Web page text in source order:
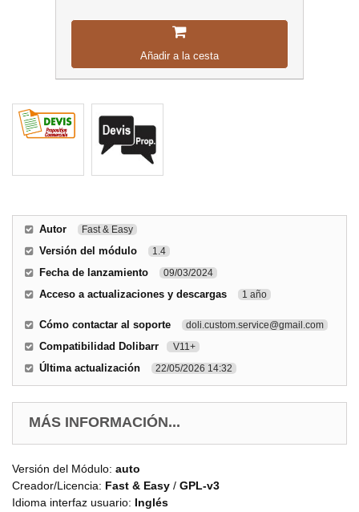
Añadir a la cesta
Autor Fast & Easy
Versión del módulo 1.4
Fecha de lanzamiento 09/03/2024
Acceso a actualizaciones y descargas 1 año
Cómo contactar al soporte doli.custom.service@gmail.com
Compatibilidad Dolibarr V11+
Última actualización 22/05/2026 14:32
MÁS INFORMACIÓN...
Versión del Módulo: auto
Creador/Licencia: Fast & Easy / GPL-v3
Idioma interfaz usuario: Inglés